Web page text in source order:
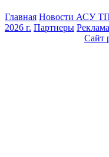
Главная Новости АСУ
2026 г. Партнеры Реклама
Сайт